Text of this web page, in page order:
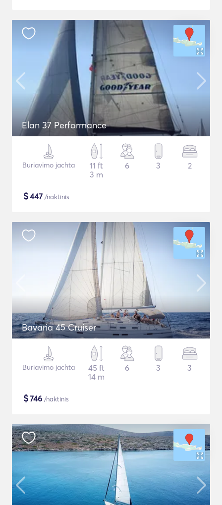
Elan 37 Performance
Buriavimo jachta
11 ft
3 m
6 3 2
$447 /naktinis
Bavaria 45 Cruiser
Buriavimo jachta
45 ft
14 m
6 3 3
$746 /naktinis